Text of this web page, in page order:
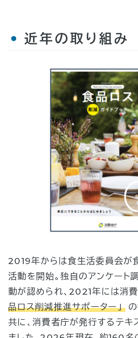
近年の取り組み
2019年からは食生活委員会が
活動を開始。独自のアンケート
動が認められ、2021年には消
品ロス削減推進サポーター」
共に、消費者庁が発行するテキ